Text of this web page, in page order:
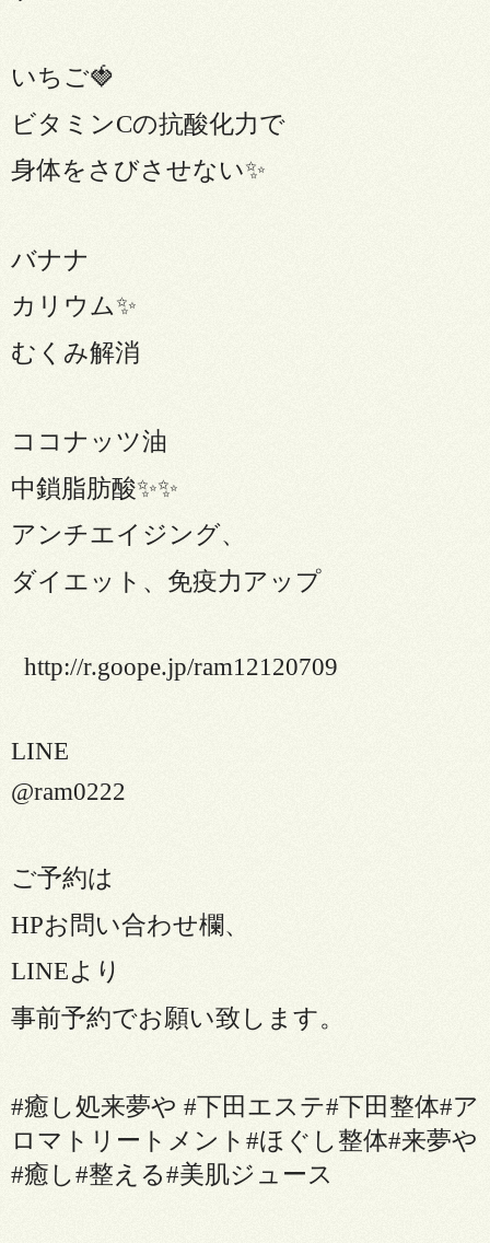
いちご🍓
ビタミンCの抗酸化力で
身体をさびさせない✨
バナナ
カリウム✨
むくみ解消
ココナッツ油
中鎖脂肪酸✨✨
アンチエイジング、
ダイエット、免疫力アップ
http://r.goope.jp/ram12120709
LINE
@ram0222
ご予約は
HPお問い合わせ欄、
LINEより
事前予約でお願い致します。
#癒し処来夢や #下田エステ#下田整体#ア
ロマトリートメント #ほぐし整体#来夢や
#癒し#整える#美肌ジュース